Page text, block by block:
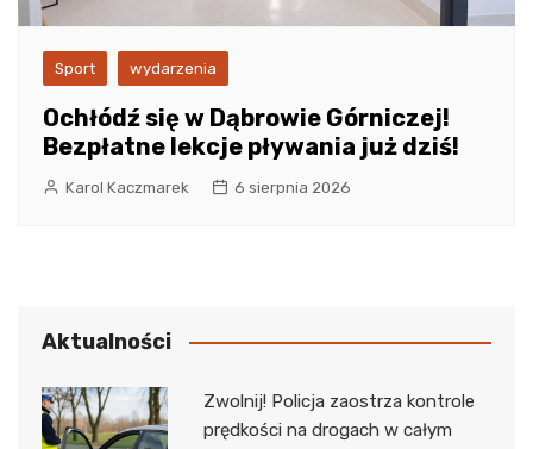
Sport wydarzenia
Ochłódź się w Dąbrowie Górniczej!
Bezpłatne lekcje pływania już dziś!
Karol Kaczmarek 6 sierpnia 2026
Aktualności
Zwolnij! Policja zaostrza kontrole
prędkości na drogach w całym